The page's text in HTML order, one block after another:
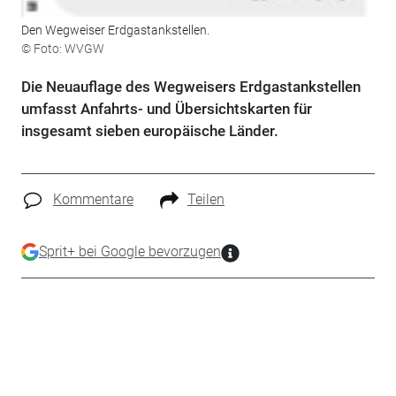
Den Wegweiser Erdgastankstellen.
© Foto: WVGW
Die Neuauflage des Wegweisers Erdgastankstellen
umfasst Anfahrts- und Übersichtskarten für
insgesamt sieben europäische Länder.
Kommentare Teilen
Sprit+ bei Google bevorzugen